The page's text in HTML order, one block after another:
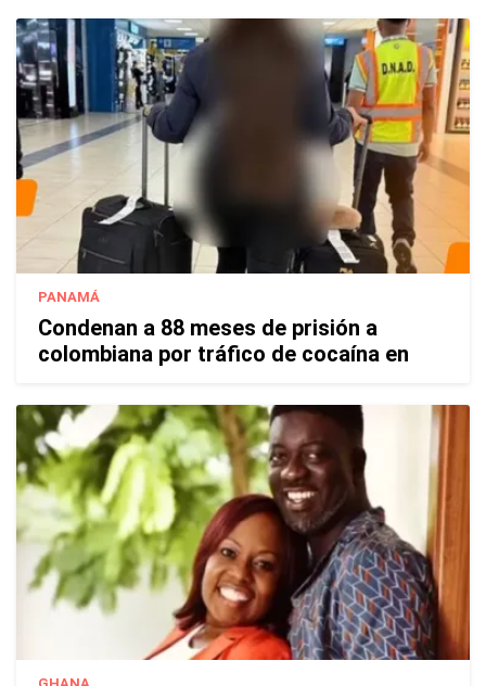
PANAMÁ
Condenan a 88 meses de prisión a
colombiana por tráfico de cocaína en